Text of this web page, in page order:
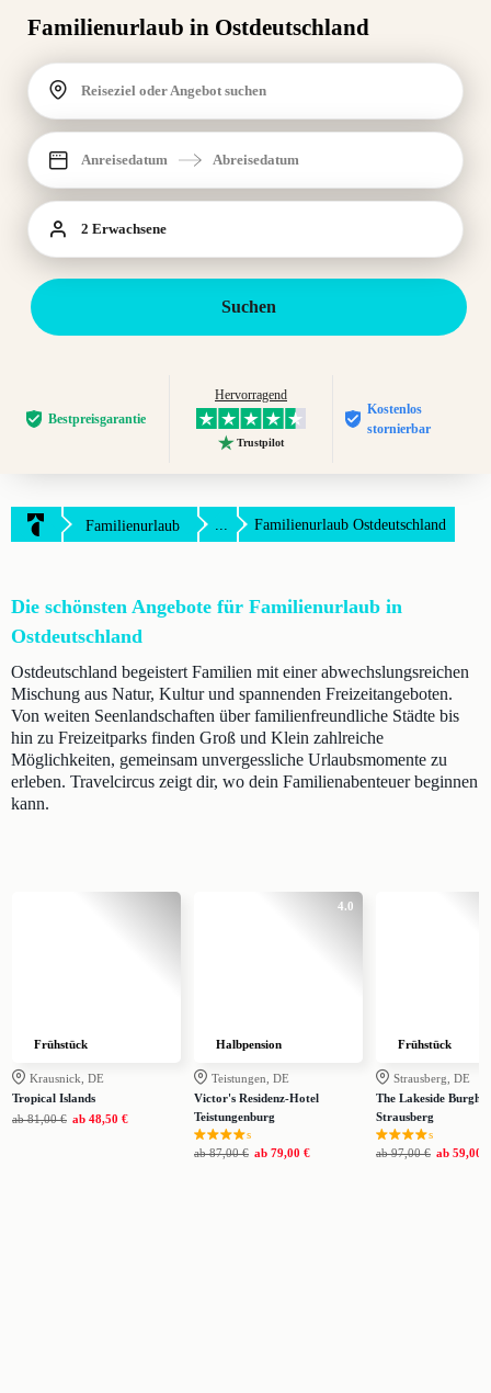
Familienurlaub in Ostdeutschland
Reiseziel oder Angebot suchen
Anreisedatum Abreisedatum
2 Erwachsene
Suchen
Bestpreis­garantie
Hervorragend
Trustpilot
Kostenlos
stornierbar
Familienurlaub ... Familienurlaub Ostdeutschland
Die schönsten Angebote für Familienurlaub in
Ostdeutschland
Ostdeutschland begeistert Familien mit einer abwechslungsreichen
Mischung aus Natur, Kultur und spannenden Freizeitangeboten.
Von weiten Seenlandschaften über familienfreundliche Städte bis
hin zu Freizeitparks finden Groß und Klein zahlreiche
Möglichkeiten, gemeinsam unvergessliche Urlaubsmomente zu
erleben. Travelcircus zeigt dir, wo dein Familienabenteuer beginnen
kann.
Frühstück
Krausnick, DE
Tropical Islands
ab 81,00 € ab 48,50 €
4.0
Halbpension
Teistungen, DE
Victor's Residenz-Hotel
Teistungenburg
s
ab 87,00 € ab 79,00 €
Frühstück
Strausberg, DE
The Lakeside
Strausberg
s
ab 97,00 € ab 59,00 €